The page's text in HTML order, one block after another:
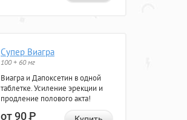
Супер Виагра
100 + 60 мг
Виагра и Дапоксетин в одной
таблетке. Усиление эрекции и
продление полового акта!
от 90Р